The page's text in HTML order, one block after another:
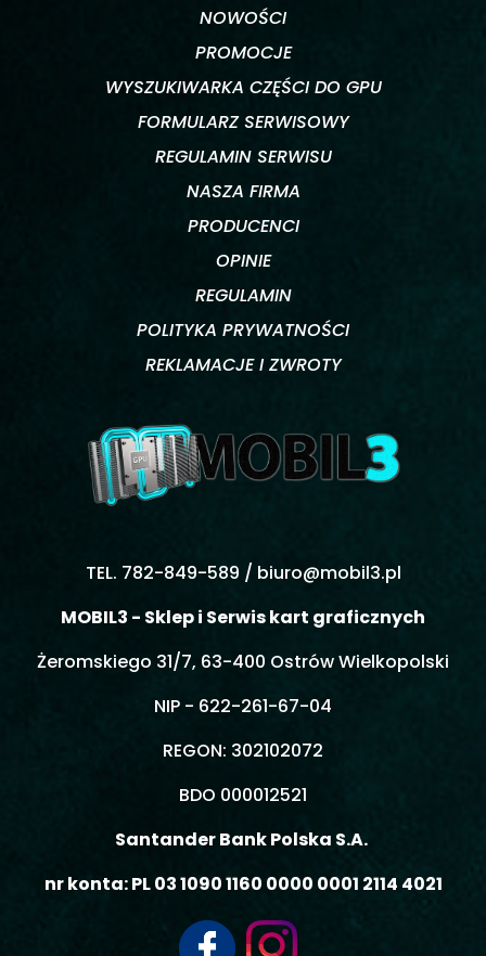
NOWOŚCI
PROMOCJE
WYSZUKIWARKA CZĘŚCI DO GPU
FORMULARZ SERWISOWY
REGULAMIN SERWISU
NASZA FIRMA
PRODUCENCI
OPINIE
REGULAMIN
POLITYKA PRYWATNOŚCI
REKLAMACJE I ZWROTY
TEL. 782-849-589 / biuro@mobil3.pl
MOBIL3 - Sklep i Serwis kart graficznych
Żeromskiego 31/7, 63-400 Ostrów Wielkopolski
NIP - 622-261-67-04
REGON: 302102072
BDO 000012521
Santander Bank Polska S.A.
nr konta: PL 03 1090 1160 0000 0001 2114 4021